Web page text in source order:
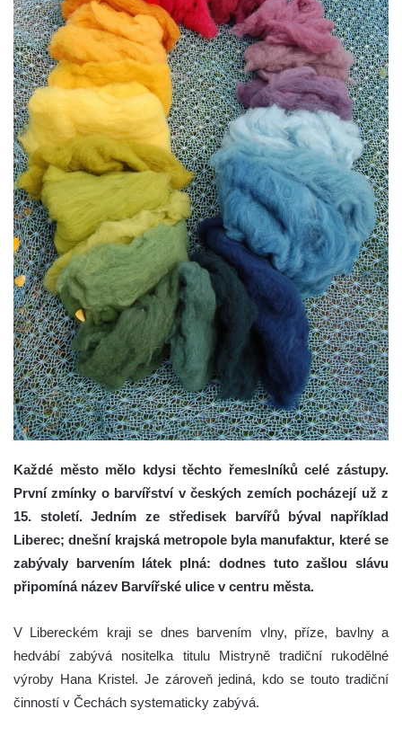
Každé město mělo kdysi těchto řemeslníků celé zástupy.
První zmínky o barvířství v českých zemích pocházejí už z
15. století. Jedním ze středisek barvířů býval například
Liberec; dnešní krajská metropole byla manufaktur, které se
zabývaly barvením látek plná: dodnes tuto zašlou slávu
připomíná název Barvířské ulice v centru města.
V Libereckém kraji se dnes barvením vlny, příze, bavlny a
hedvábí zabývá nositelka titulu Mistryně tradiční rukodělné
výroby Hana Kristel. Je zároveň jediná, kdo se touto tradiční
činností v Čechách systematicky zabývá.